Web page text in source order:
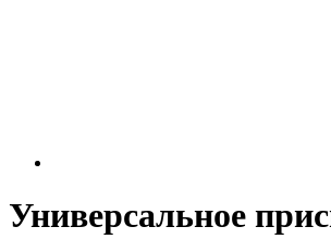
Универсальное